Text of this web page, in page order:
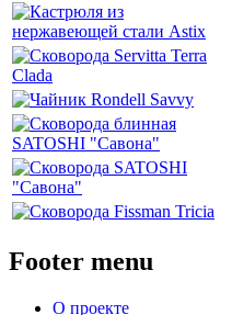
Footer menu
О проекте